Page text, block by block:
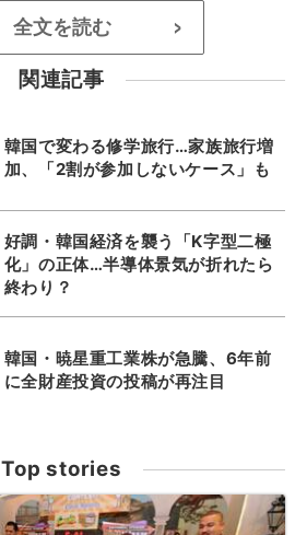
全文を読む >
関連記事
韓国で変わる修学旅行…家族旅行増
加、「2割が参加しないケース」も
好調・韓国経済を襲う「K字型二極
化」の正体…半導体景気が折れたら
終わり？
韓国・暁星重工業株が急騰、6年前
に全財産投資の投稿が再注目
Top stories